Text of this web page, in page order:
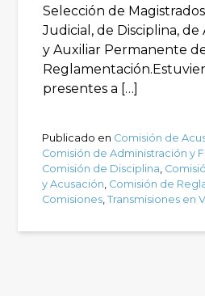
Selección de
Judicial, de Disciplina, de
y Auxiliar Permanente
presentes a […]
Publicado en Comisión de
Comisión de Administración y
Comisión de Disciplina,
y Acusación, Comisión de
Comisiones,Transmisiones en